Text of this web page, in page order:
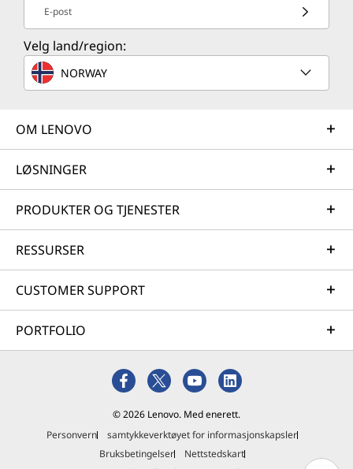
E-post
Velg land/region:
NORWAY
OM LENOVO
LØSNINGER
PRODUKTER OG TJENESTER
RESSURSER
CUSTOMER SUPPORT
PORTFOLIO
© 2026 Lenovo. Med enerett.
Personvern
samtykkeverktøyet for informasjonskapsler
Bruksbetingelser
Nettstedskart